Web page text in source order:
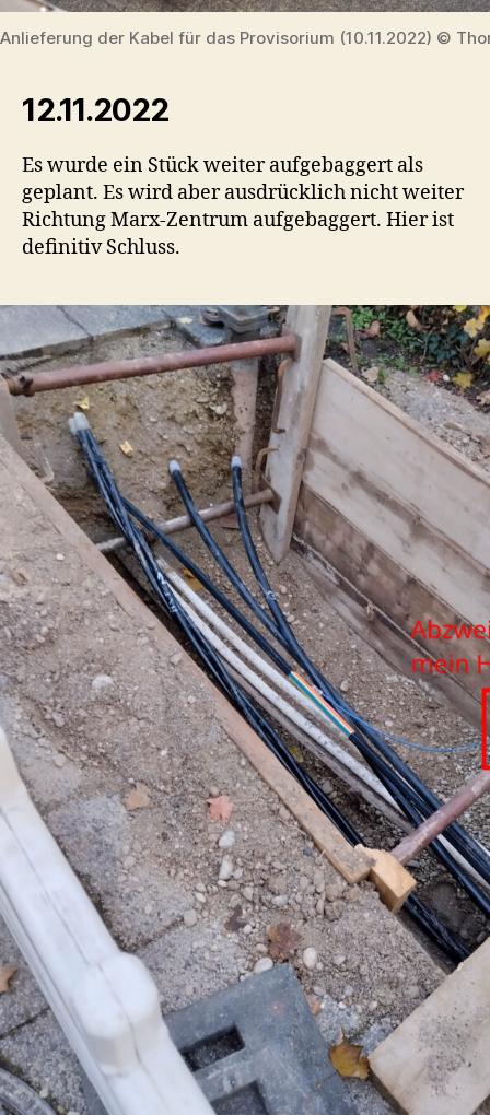
Anlieferung der Kabel für das Provisorium (10.11.2022) ©
12.11.2022
Es wurde ein Stück weiter aufgebaggert als
geplant. Es wird aber ausdrücklich nicht weiter
Richtung Marx-Zentrum aufgebaggert. Hier ist
definitiv Schluss.